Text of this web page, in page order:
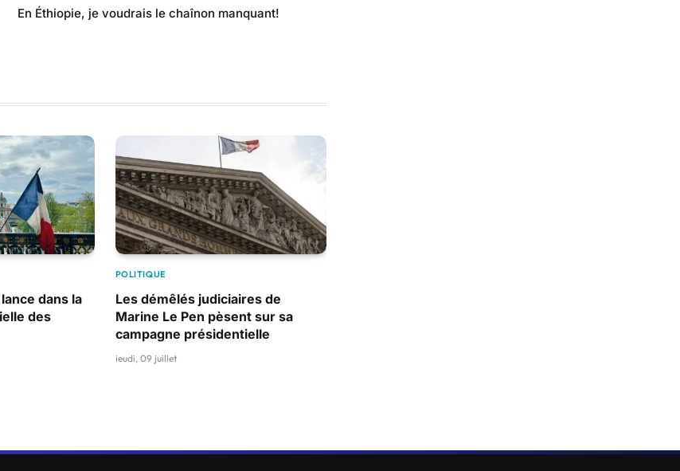
En Éthiopie, je voudrais le chaînon manquant!
dans la
des
POLITIQUE
Les démêlés judiciaires de
Marine Le Pen pèsent sur sa
campagne présidentielle
jeudi, 09 juillet